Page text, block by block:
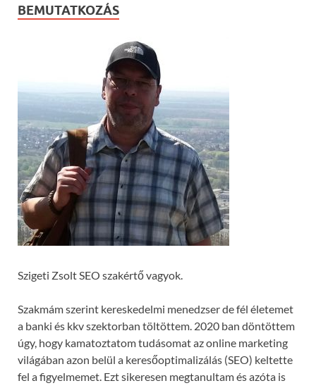
BEMUTATKOZÁS
Szigeti Zsolt SEO szakértő vagyok.
Szakmám szerint kereskedelmi menedzser de fél életemet
a banki és kkv szektorban töltöttem. 2020 ban döntöttem
úgy, hogy kamatoztatom tudásomat az online marketing
világában azon belül a keresőoptimalizálás (SEO) keltette
fel a figyelmemet. Ezt sikeresen megtanultam és azóta is